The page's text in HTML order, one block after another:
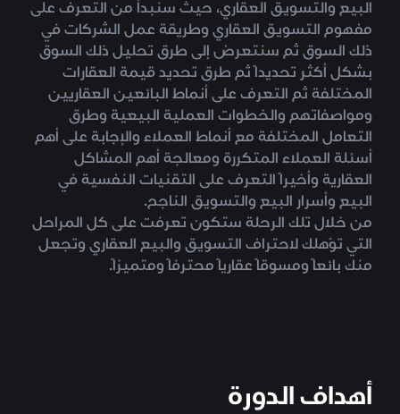
البيع والتسويق العقاري، حيث سنبدأ من التعرف على
مفهوم التسويق العقاري وطريقة عمل الشركات في
ذلك السوق ثم سنتعرض إلى طرق تحليل ذلك السوق
بشكل أكثر تحديداً ثم طرق تحديد قيمة العقارات
المختلفة ثم التعرف على أنماط البائعين العقاريين
ومواصفاتهم والخطوات العملية البيعية وطرق
التعامل المختلفة مع أنماط العملاء والإجابة على أهم
أسئلة العملاء المتكررة ومعالجة أهم المشاكل
العقارية وأخيراً التعرف على التقنيات النفسية في
البيع وأسرار البيع والتسويق الناجح.
من خلال تلك الرحلة ستكون تعرفت على كل المراحل
التي تؤهلك لاحتراف التسويق والبيع العقاري وتجعل
منك بائعاً ومسوقاً عقارياً محترفاً ومتميزاً.
أهداف الدورة